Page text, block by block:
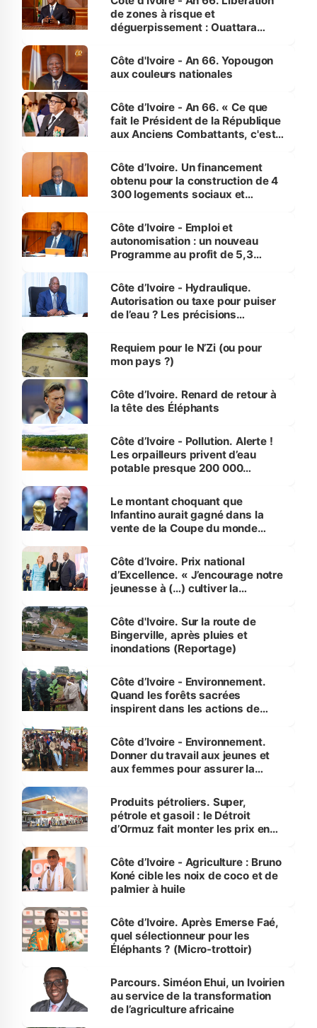
de zones à risque et
déguerpissement : Ouattara
l'Etat de droit pour préserver les
vies humaines »
Côte d'Ivoire - An 66. Yopougon
aux couleurs nationales
Côte d’Ivoire - An 66. « Ce que
fait le Président de la République
aux Anciens Combattants, c'est
Côte d’Ivoire. Un financement
obtenu pour la construction de 4
300 logements sociaux et
et Yamoussoukro
Côte d’Ivoire - Emploi et
autonomisation : un nouveau
Programme au profit de 5,3
Côte d’Ivoire - Hydraulique.
Autorisation ou taxe pour puiser
de l’eau ? Les précisions
Requiem pour le N’Zi (ou pour
mon pays ?)
Côte d’Ivoire. Renard de retour à
la tête des Éléphants
Côte d’Ivoire - Pollution. Alerte !
Les orpailleurs privent d’eau
potable presque 200 000
Le montant choquant que
Infantino aurait gagné dans la
vente de la Coupe du monde
Côte d’Ivoire. Prix national
d’Excellence. « J’encourage notre
jeunesse à (…) cultiver la
(Alassane Ouattara
Côte d'Ivoire. Sur la route de
Bingerville, après pluies et
inondations (Reportage)
Côte d’Ivoire - Environnement.
Quand les forêts sacrées
inspirent dans les actions de
Côte d’Ivoire - Environnement.
Donner du travail aux jeunes et
aux femmes pour assurer la
menacées
Produits pétroliers. Super,
pétrole et gasoil : le Détroit
d’Ormuz fait monter les prix en
Côte d’Ivoire - Agriculture : Bruno
Koné cible les noix de coco et de
palmier à huile
Côte d’Ivoire. Après Emerse Faé,
quel sélectionneur pour les
Éléphants ? (Micro-trottoir)
Parcours. Siméon Ehui, un Ivoirien
au service de la transformation
de l’agriculture africaine